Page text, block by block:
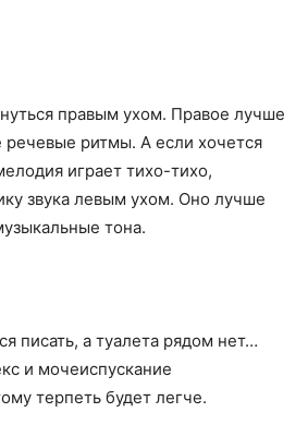
правым ухом. Правое лучше
речевые ритмы. А если хочется
играет тихо-тихо,
звука левым ухом. Оно лучше
тона.
писать, а туалета рядом нет…
и мочеиспускание
терпеть будет легче.